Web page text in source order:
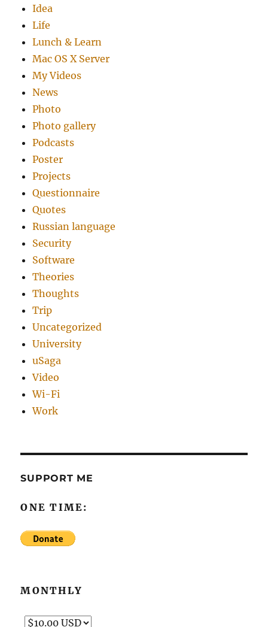
Idea
Life
Lunch & Learn
Mac OS X Server
My Videos
News
Photo
Photo gallery
Podcasts
Poster
Projects
Questionnaire
Quotes
Russian language
Security
Software
Theories
Thoughts
Trip
Uncategorized
University
uSaga
Video
Wi-Fi
Work
SUPPORT ME
ONE TIME:
MONTHLY